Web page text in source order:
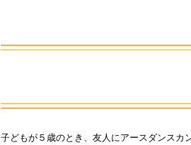
子どもが５歳のとき、友人にアースダンスカ